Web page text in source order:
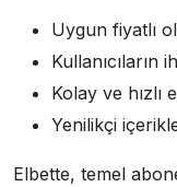
Uygun fiyatlı
Kullanıcıların
Kolay ve hızlı
Yenilikçi
Elbette, temel